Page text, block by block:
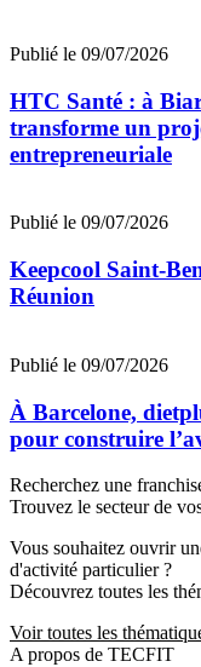
Publié le 09/07/2026
HTC Santé : à
transforme un
entrepreneuriale
Publié le 09/07/2026
Keepcool Saint-
Réunion
Publié le 09/07/2026
À Barcelone,
pour construire
Recherchez une
Trouvez le secteur de
Vous souhaitez ouvrir
d'activité particulier ?
Découvrez toutes les
Voir toutes les
A propos de TECFIT